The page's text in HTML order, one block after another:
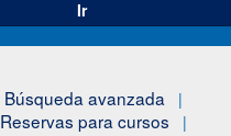
Ir
Búsqueda avanzada
Reservas para cursos